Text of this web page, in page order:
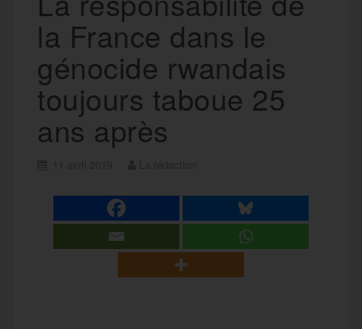
la France dans le
génocide rwandais
toujours taboue 25
ans après